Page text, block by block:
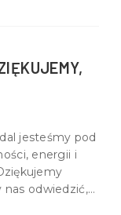
jesteśmy pod
energii i
nas odwiedzić,